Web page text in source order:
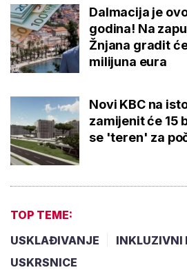
Dalmacija je
godina! Na
Žnjana gradit
milijuna eura
Novi KBC na
zamijenit će 15
se 'teren' za
TOP TEME:
USKLAĐIVANJE
INKLUZIVNI
USKRSNICE